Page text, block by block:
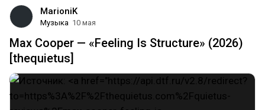
MarioniK
Музыка 10 мая
Max Cooper — «Feeling Is Structure» (2026)
[thequietus]